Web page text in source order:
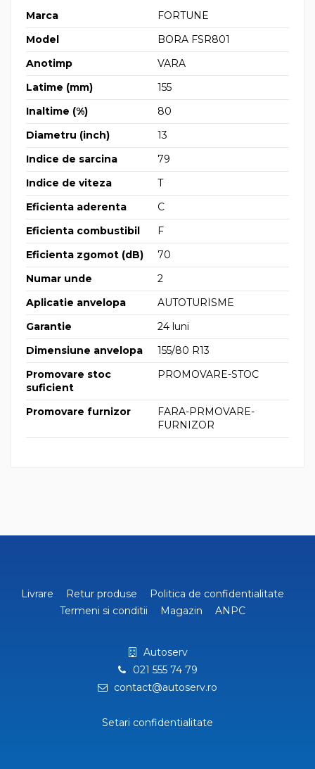
Marca
FORTUNE
Model
BORA FSR801
Anotimp
VARA
Latime (mm)
155
Inaltime (%)
80
Diametru (inch)
13
Indice de sarcina
79
Indice de viteza
T
Eficienta aderenta
C
Eficienta combustibil
F
Eficienta zgomot (dB)
70
Numar unde
2
Aplicatie anvelopa
AUTOTURISME
Garantie
24 luni
Dimensiune anvelopa
155/80 R13
Promovare stoc
suficient
PROMOVARE-STOC
Promovare furnizor
FARA-PRMOVARE-
FURNIZOR
Livrare Retur produse
Politica de confidentialitate
Termeni si conditii
Magazin ANPC
Autoserv
021 555 74 79
contact@autoserv.ro
Setari confidentialitate